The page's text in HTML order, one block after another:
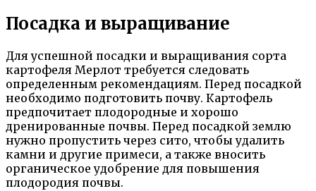
Посадка и выращивание
Для успешной посадки и выращивания сорта
картофеля Мерлот требуется следовать
определенным рекомендациям. Перед посадкой
необходимо подготовить почву. Картофель
предпочитает плодородные и хорошо
дренированные почвы. Перед посадкой землю
нужно пропустить через сито, чтобы удалить
камни и другие примеси, а также вносить
органическое удобрение для повышения
плодородия почвы.